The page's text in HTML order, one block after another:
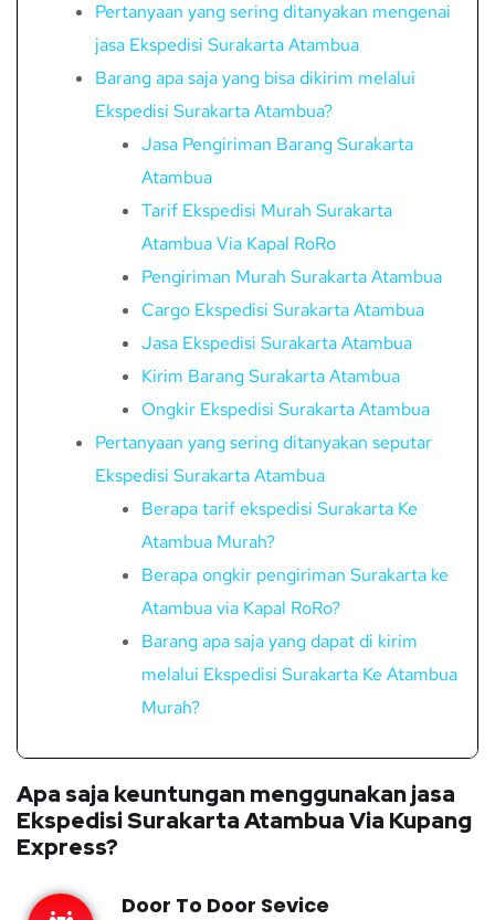
Pertanyaan yang sering ditanyakan mengenai
jasa Ekspedisi Surakarta Atambua
Barang apa saja yang bisa dikirim melalui
Ekspedisi Surakarta Atambua?
Jasa Pengiriman Barang Surakarta
Atambua
Tarif Ekspedisi Murah Surakarta
Atambua Via Kapal RoRo
Pengiriman Murah Surakarta Atambua
Cargo Ekspedisi Surakarta Atambua
Jasa Ekspedisi Surakarta Atambua
Kirim Barang Surakarta Atambua
Ongkir Ekspedisi Surakarta Atambua
Pertanyaan yang sering ditanyakan seputar
Ekspedisi Surakarta Atambua
Berapa tarif ekspedisi Surakarta Ke
Atambua Murah?
Berapa ongkir pengiriman Surakarta ke
Atambua via Kapal RoRo?
Barang apa saja yang dapat di kirim
melalui Ekspedisi Surakarta Ke Atambua
Murah?
Apa saja keuntungan menggunakan jasa
Ekspedisi Surakarta Atambua Via Kupang
Express?
Door To Door Sevice